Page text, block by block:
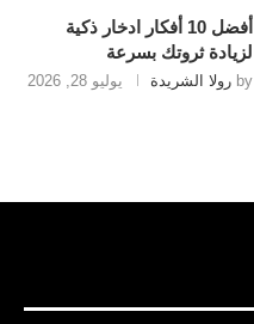
أفضل 10 أفكار ادخار ذكية
لزيادة ثروتك بسرعة
by رولا الشريدة يوليو 28, 2026